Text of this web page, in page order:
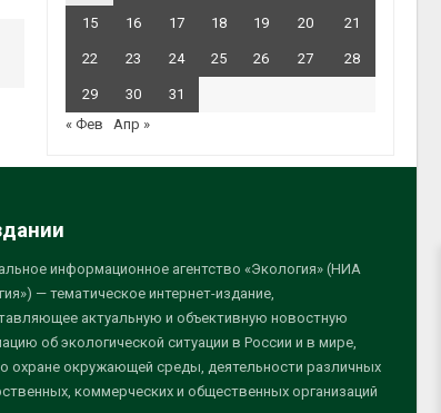
15 16 17 18 19 20 21
22 23 24 25 26 27 28
29 30
31
« Фев
Апр »
информационное агентство «Экология» (НИА
— тематическое интернет-издание,
актуальную и объективную новостную
об экологической ситуации в России и в мире,
охране окружающей среды, деятельности различных
коммерческих и общественных организаций